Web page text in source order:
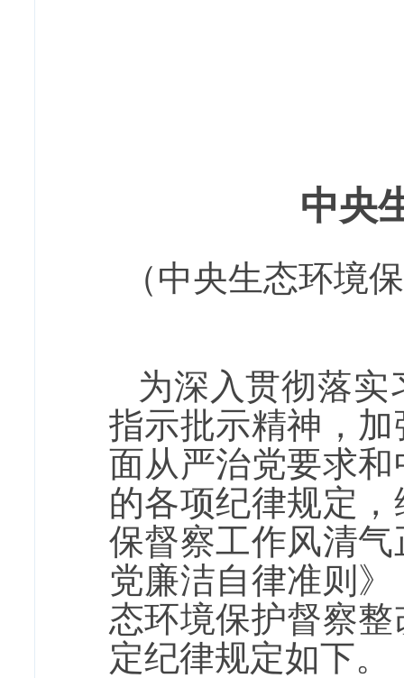
中央
（中央生态环境
为深入贯彻落
指示批示精神，
面从严治党要求
的各项纪律规定
保督察工作风清
党廉洁自律准则
态环境保护督察
定纪律规定如下。